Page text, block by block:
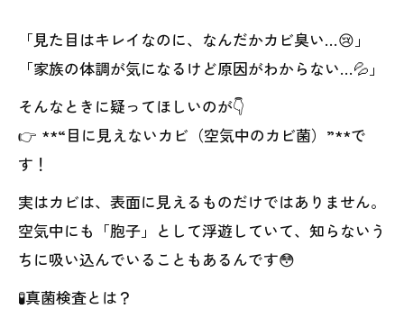
「見た目はキレイなのに、なんだかカビ臭い…😢」
「家族の体調が気になるけど原因がわからない…💦」
そんなときに疑ってほしいのが👇
👉 **“目に見えないカビ（空気中のカビ菌）”**で
す！
実はカビは、表面に見えるものだけではありません。
空気中にも「胞子」として浮遊していて、知らないう
ちに吸い込んでいることもあるんです😳
🧪真菌検査とは？